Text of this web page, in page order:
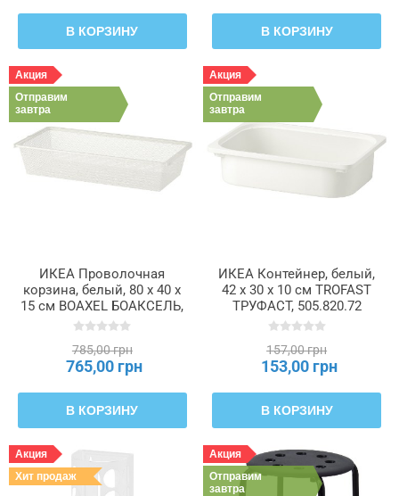
В КОРЗИНУ В КОРЗИНУ
Акция
Отправим
завтра
ИКЕА Проволочная
корзина, белый, 80 x 40 x
15 см BOAXEL БОАКСЕЛЬ,
904.586.07
785,00 грн
765,00 грн
В КОРЗИНУ
Акция
Отправим
завтра
ИКЕА Контейнер, белый,
42 x 30 x 10 см TROFAST
ТРУФАСТ, 505.820.72
157,00 грн
153,00 грн
В КОРЗИНУ
Акция
Хит продаж
Акция
Отправим
завтра